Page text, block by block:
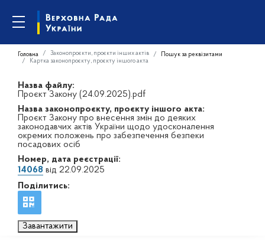
Головна Законопроєкти, проєкти інших актів
Пошук за реквізитами
Картка законопроєкту, проєкту іншого акта
Назва файлу:
Проєкт Закону (24.09.2025).pdf
Назва законопроєкту, проєкту іншого акта:
Проєкт Закону про внесення змін до деяких
законодавчих актів України щодо удосконалення
окремих положень про забезпечення безпеки
посадових осіб
Номер, дата реєстрації:
14068 від 22.09.2025
Поділитись:
Завантажити